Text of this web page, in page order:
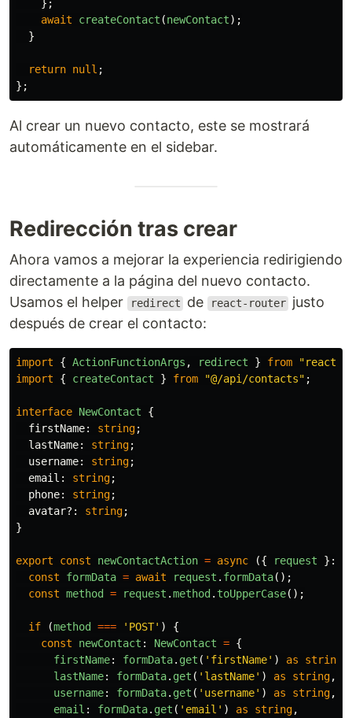
};
await
createContact (newContact);
}
return null ;
};
Al crear un nuevo contacto, este se mostrará
automáticamente en el sidebar.
Redirección tras crear
Ahora vamos a mejorar la experiencia redirigiendo
directamente a la página del nuevo contacto.
Usamos el helper
redirect de react-router justo
después de crear el contacto:
import { ActionFunctionArgs , redirect } from "react-
import
{ createContact } from "@/api/contacts" ;
interface NewContact
{
firstName: string;
lastName: string;
username: string;
email : string;
phone: string;
avatar?: string;
}
export const newContactAction = async ({ request }:
const
formData = await request . formData();
const method = request .method . toUpperCase();
if (method === ' POST' )
{
const
newContact : NewContact = {
firstName: formData. get ( ' firstName' ) as string
lastName: formData. get ( ' lastName' ) as string,
username: formData. get ( ' username' ) as string,
email : formData. get ( ' email ' ) as string,